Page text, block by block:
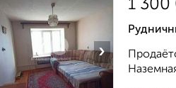
›
1 300